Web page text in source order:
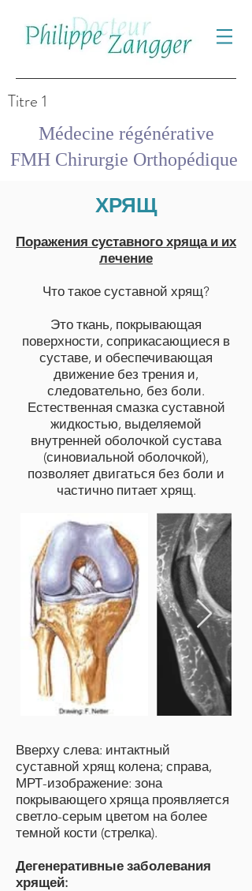
Titre 1
Médecine régénérative
FMH Chirurgie Orthopédique
ХРЯЩ
Поражения суставного хряща и их
лечение
Что такое суставной хрящ?
Это ткань, покрывающая
поверхности, соприкасающиеся в
суставе, и обеспечивающая
движение без трения и,
следовательно, без боли.
Естественная смазка суставной
жидкостью, выделяемой
внутренней оболочкой сустава
(синовиальной оболочкой),
позволяет двигаться без боли и
частично питает хрящ.
Вверху слева: интактный
суставной хрящ колена; справа,
МРТ-изображение: зона
покрывающего хряща проявляется
светло-серым цветом на более
темной кости (стрелка).
Дегенеративные заболевания
хрящей: